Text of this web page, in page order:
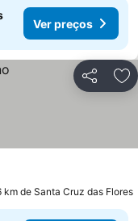
Ver preços
Partilhar
km de Santa Cruz das Flores